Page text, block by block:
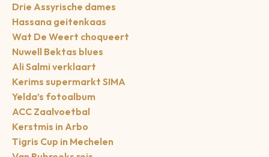
Drie Assyrische dames
Hassana geitenkaas
Wat De Weert choqueert
Nuwell Bektas blues
Ali Salmi verklaart
Kerims supermarkt SIMA
Yelda’s fotoalbum
ACC Zaalvoetbal
Kerstmis in Arbo
Tigris Cup in Mechelen